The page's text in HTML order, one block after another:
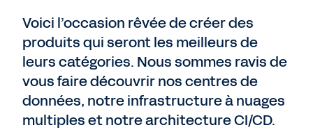
Recherche d’emploi
Voici l’occasion rêvée de créer des
produits qui seront les meilleurs de
leurs catégories. Nous sommes ravis de
vous faire découvrir nos centres de
données, notre infrastructure à nuages
multiples et notre architecture CI/CD.